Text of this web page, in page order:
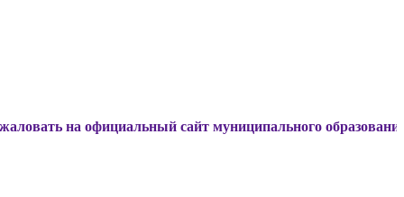
сайт муниципального образования Динской